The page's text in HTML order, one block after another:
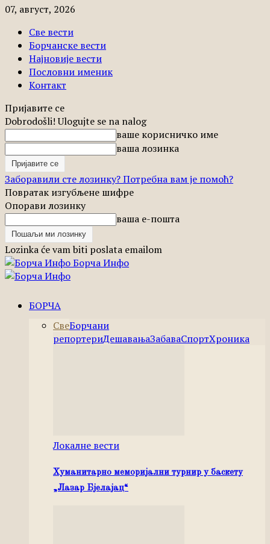
07, август, 2026
Све вести
Борчанске вести
Најновије вести
Пословни именик
Контакт
Пријавите се
Dobrodošli! Ulogujte se na nalog
ваше корисничко име
ваша лозинка
Заборавили сте лозинку? Потребна вам је помоћ?
Повратак изгубљене шифре
Опорави лозинку
ваша е-пошта
Lozinka će vam biti poslata emailom
Борча Инфо
БОРЧА
СвеБорчани
репортериДешавањаЗабаваСпортХроника
Локалне вести
Хуманитарно меморијални турнир у баскету
„Лазар Бјелајац“